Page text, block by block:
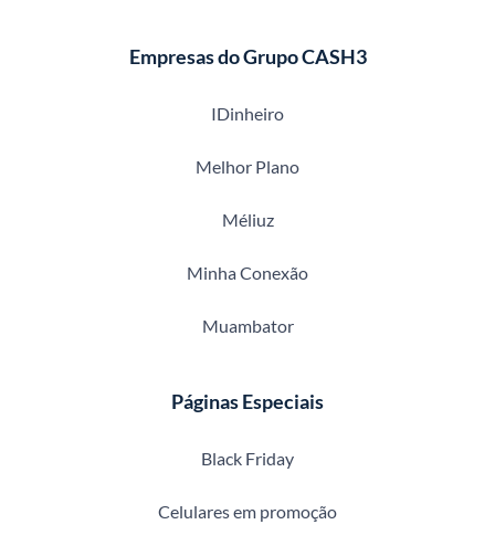
Empresas do Grupo CASH3
IDinheiro
Melhor Plano
Méliuz
Minha Conexão
Muambator
Páginas Especiais
Black Friday
Celulares em promoção